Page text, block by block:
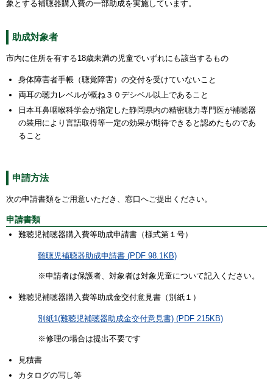
象とする補聴器購入費の一部助成を実施しています。
助成対象者
市内に住所を有する18歳未満の児童でいずれにも該当するもの
身体障害者手帳（聴覚障害）の交付を受けていないこと
両耳の聴力レベルが概ね３０デシベル以上であること
日本耳鼻咽喉科学会が指定した静岡県内の精密聴力専門医が補聴器
の装用により言語取得等一定の効果が期待できると認めたものであ
ること
申請方法
次の申請書類をご用意いただき、窓口へご提出ください。
申請書類
難聴児補聴器購入費等助成申請書（様式第１号）
難聴児補聴器助成申請書 (PDF 98.1KB)
※申請者は保護者、対象者は対象児童について記入ください。
難聴児補聴器購入費等助成金交付意見書（別紙１）
別紙1(難聴児補聴器助成金交付意見書) (PDF 215KB)
※修理の場合は提出不要です
見積書
カタログの写し等